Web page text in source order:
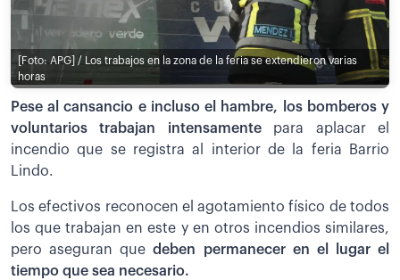
[Foto: APG] / Los trabajos en la zona de la feria se extendieron varias
horas
Pese al cansancio e incluso el hambre, los bomberos y
voluntarios trabajan intensamentepara aplacar el
incendio que se registra al interior de la feria Barrio
Lindo.
Los efectivos reconocen el agotamiento físico de todos
los que trabajan en este y en otros incendios similares,
pero aseguran quedeben permanecer en el lugar el
tiempo que sea necesario.